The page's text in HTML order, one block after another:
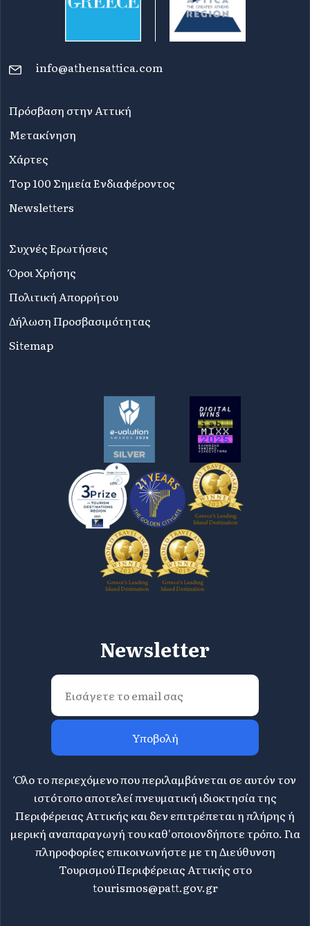
info@athensattica.com
Πρόσβαση στην Αττική
Μετακίνηση
Χάρτες
Top 100 Σημεία Ενδιαφέροντος
Newsletters
Συχνές Ερωτήσεις
Όροι Χρήσης
Πολιτική Απορρήτου
Δήλωση Προσβασιμότητας
Sitemap
Newsletter
Υποβολή
Όλο το περιεχόμενο που περιλαμβάνεται σε αυτόν τον
ιστότοπο αποτελεί πνευματική ιδιοκτησία της
Περιφέρειας Αττικής και δεν επιτρέπεται η πλήρης ή
μερική αναπαραγωγή του καθ'οποιονδήποτε τρόπο. Για
πληροφορίες επικοινωνήστε με τη Διεύθυνση
Τουρισμού Περιφέρειας Αττικής στο
tourismos@patt.gov.gr